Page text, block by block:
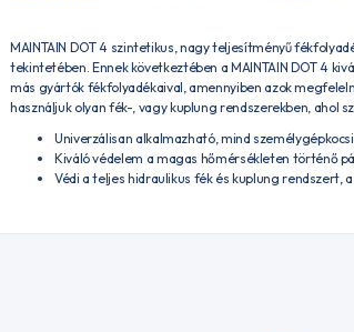
MAINTAIN DOT 4 szintetikus, nagy teljesítményű
tekintetében. Ennek következtében a MAINTAIN DOT 4
más gyártók fékfolyadékaival, amennyiben azok
használjuk olyan fék-, vagy kuplung rendszerekben, ahol
Univerzálisan alkalmazható, mind
Kiváló védelem a magas hőmérsékleten történő
Védi a teljes hidraulikus fék és kuplung rendszert,